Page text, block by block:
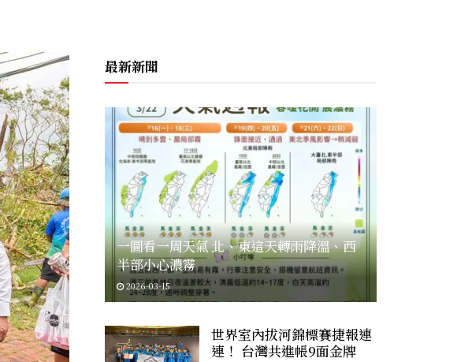
最新新聞
一圖看一周天氣 北、東這天轉雨降溫、西
半部小心濃霧
2026-03-15
世界室內拔河錦標賽捷報連
連！ 台灣共進帳9面金牌